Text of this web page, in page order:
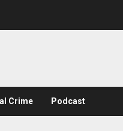
Crime Podcast